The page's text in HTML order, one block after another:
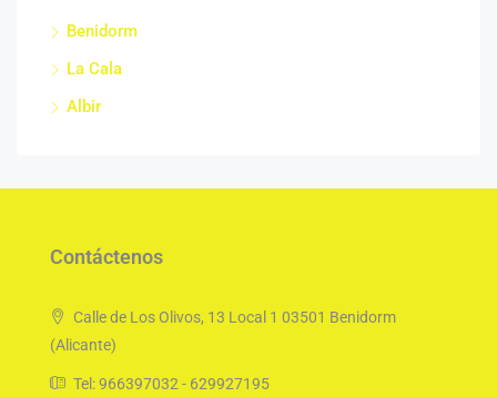
Benidorm
La Cala
Albir
Contáctenos
Calle de Los Olivos, 13 Local 1 03501 Benidorm
(Alicante)
Tel: 966397032 - 629927195